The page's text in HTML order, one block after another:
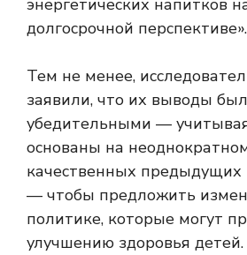
энергетических напитков
долгосрочной перспективе».
Тем не менее,
заявили, что их выводы
убедительными —
основаны на
качественных предыдущих
— чтобы предложить
политике, которые могут
улучшению здоровья детей.